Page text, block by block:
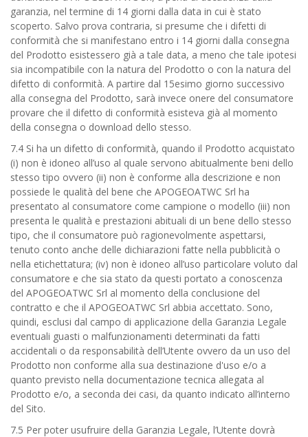
garanzia, nel termine di 14 giorni dalla data in cui è stato
scoperto. Salvo prova contraria, si presume che i difetti di
conformità che si manifestano entro i 14 giorni dalla consegna
del Prodotto esistessero già a tale data, a meno che tale ipotesi
sia incompatibile con la natura del Prodotto o con la natura del
difetto di conformità. A partire dal 15esimo giorno successivo
alla consegna del Prodotto, sarà invece onere del consumatore
provare che il difetto di conformità esisteva già al momento
della consegna o download dello stesso.
7.4 Si ha un difetto di conformità, quando il Prodotto acquistato
(i) non è idoneo all’uso al quale servono abitualmente beni dello
stesso tipo ovvero (ii) non è conforme alla descrizione e non
possiede le qualità del bene che APOGEOATWC Srl ha
presentato al consumatore come campione o modello (iii) non
presenta le qualità e prestazioni abituali di un bene dello stesso
tipo, che il consumatore può ragionevolmente aspettarsi,
tenuto conto anche delle dichiarazioni fatte nella pubblicità o
nella etichettatura; (iv) non è idoneo all’uso particolare voluto dal
consumatore e che sia stato da questi portato a conoscenza
del APOGEOATWC Srl al momento della conclusione del
contratto e che il APOGEOATWC Srl abbia accettato. Sono,
quindi, esclusi dal campo di applicazione della Garanzia Legale
eventuali guasti o malfunzionamenti determinati da fatti
accidentali o da responsabilità dell’Utente ovvero da un uso del
Prodotto non conforme alla sua destinazione d'uso e/o a
quanto previsto nella documentazione tecnica allegata al
Prodotto e/o, a seconda dei casi, da quanto indicato all’interno
del Sito.
7.5 Per poter usufruire della Garanzia Legale, l’Utente dovrà